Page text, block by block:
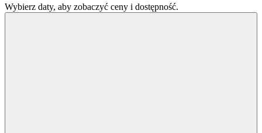
Wybierz daty, aby zobaczyć ceny i dostępność.